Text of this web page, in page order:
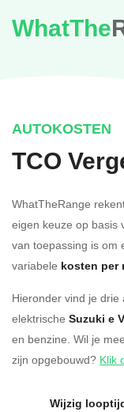
WhatThe
AUTOKOSTEN
TCO
WhatTheRange
eigen keuze op basis
van toepassing is om
variabele kosten per
Hieronder vind je
elektrische Suzuki e
en benzine. Wil je
zijn opgebouwd? Klik
Wijzig